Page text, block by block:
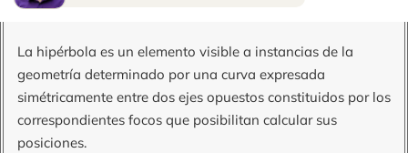
La hipérbola es un elemento visible a instancias de la
geometría determinado por una curva expresada
simétricamente entre dos ejes opuestos constituidos por los
correspondientes focos que posibilitan calcular sus
posiciones.